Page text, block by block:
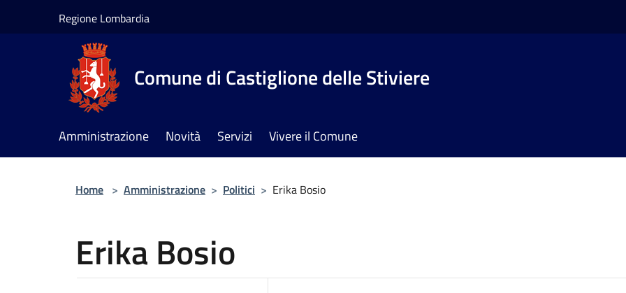
Regione Lombardia
Comune di Castiglione delle Stiviere
Amministrazione Novità Servizi Vivere il Comune
Home > Amministrazione > Politici > Erika Bosio
Erika Bosio